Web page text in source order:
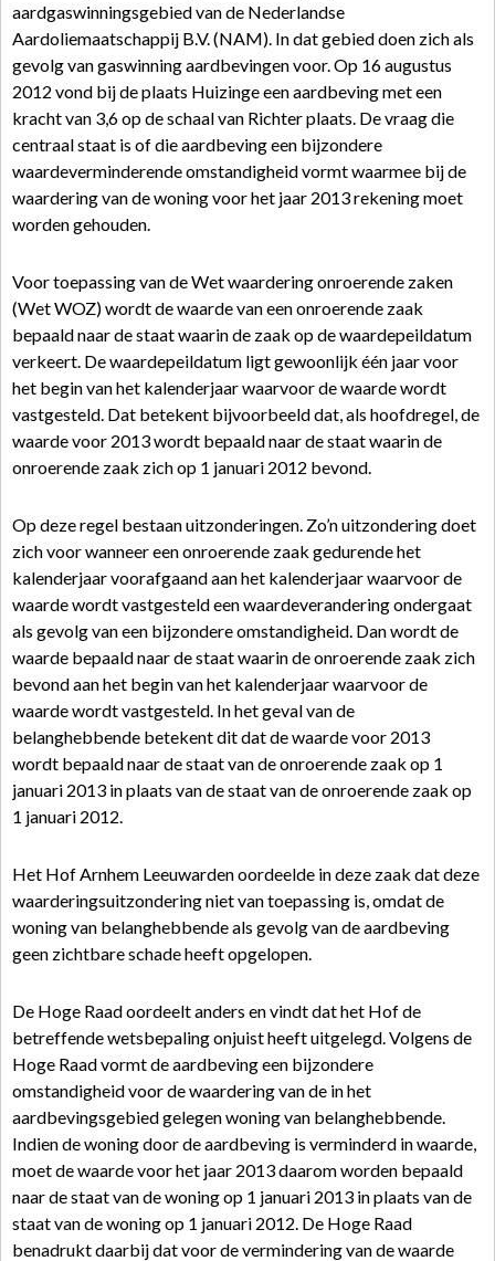
aardgaswinningsgebied van de Nederlandse
Aardoliemaatschappij B.V. (NAM). In dat gebied doen zich als
gevolg van gaswinning aardbevingen voor. Op 16 augustus
2012 vond bij de plaats Huizinge een aardbeving met een
kracht van 3,6 op de schaal van Richter plaats. De vraag die
centraal staat is of die aardbeving een bijzondere
waardeverminderende omstandigheid vormt waarmee bij de
waardering van de woning voor het jaar 2013 rekening moet
worden gehouden.
Voor toepassing van de Wet waardering onroerende zaken
(Wet WOZ) wordt de waarde van een onroerende zaak
bepaald naar de staat waarin de zaak op de waardepeildatum
verkeert. De waardepeildatum ligt gewoonlijk één jaar voor
het begin van het kalenderjaar waarvoor de waarde wordt
vastgesteld. Dat betekent bijvoorbeeld dat, als hoofdregel, de
waarde voor 2013 wordt bepaald naar de staat waarin de
onroerende zaak zich op 1 januari 2012 bevond.
Op deze regel bestaan uitzonderingen. Zo’n uitzondering doet
zich voor wanneer een onroerende zaak gedurende het
kalenderjaar voorafgaand aan het kalenderjaar waarvoor de
waarde wordt vastgesteld een waardeverandering ondergaat
als gevolg van een bijzondere omstandigheid. Dan wordt de
waarde bepaald naar de staat waarin de onroerende zaak zich
bevond aan het begin van het kalenderjaar waarvoor de
waarde wordt vastgesteld. In het geval van de
belanghebbende betekent dit dat de waarde voor 2013
wordt bepaald naar de staat van de onroerende zaak op 1
januari 2013 in plaats van de staat van de onroerende zaak op
1 januari 2012.
Het Hof Arnhem Leeuwarden oordeelde in deze zaak dat deze
waarderingsuitzondering niet van toepassing is, omdat de
woning van belanghebbende als gevolg van de aardbeving
geen zichtbare schade heeft opgelopen.
De Hoge Raad oordeelt anders en vindt dat het Hof de
betreffende wetsbepaling onjuist heeft uitgelegd. Volgens de
Hoge Raad vormt de aardbeving een bijzondere
omstandigheid voor de waardering van de in het
aardbevingsgebied gelegen woning van belanghebbende.
Indien de woning door de aardbeving is verminderd in waarde,
moet de waarde voor het jaar 2013 daarom worden bepaald
naar de staat van de woning op 1 januari 2013 in plaats van de
staat van de woning op 1 januari 2012. De Hoge Raad
benadrukt daarbij dat voor de vermindering van de waarde